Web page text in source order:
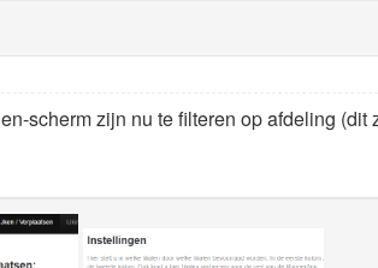
scherm zijn nu te filteren op afdeling